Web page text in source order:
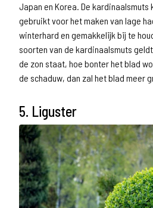
Japan en Korea. De kardinaalsmuts
gebruikt voor het maken van lage
winterhard en gemakkelijk bij te
soorten van de kardinaalsmuts
de zon staat, hoe bonter het blad
de schaduw, dan zal het blad meer
5. Liguster